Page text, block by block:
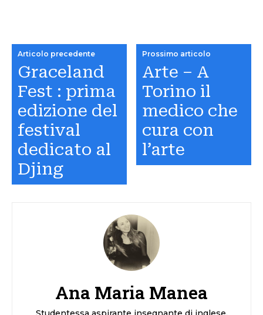
Articolo precedente
Graceland
Fest : prima
edizione del
festival
dedicato al
Djing
Prossimo articolo
Arte – A
Torino il
medico che
cura con
l’arte
Ana Maria Manea